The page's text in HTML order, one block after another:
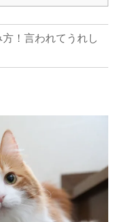
！言われてうれし